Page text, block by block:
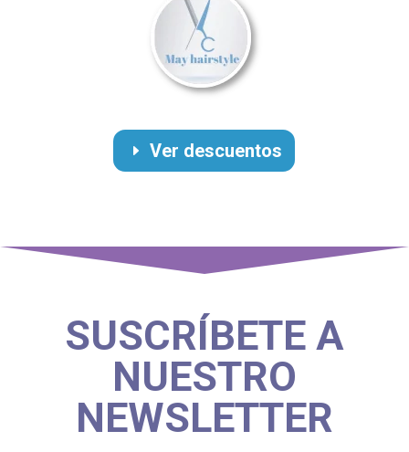
Ver descuentos
SUSCRÍBETE A
NUESTRO
NEWSLETTER